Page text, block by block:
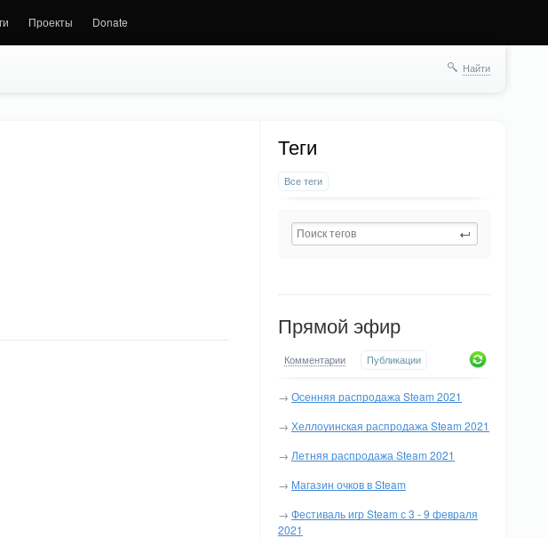
Проекты Donate
Найти
Теги
Все теги
Прямой эфир
Комментарии Публикации
→ Осенняя распродажа Steam 2021
→ Хеллоуинская распродажа Steam 2021
→ Летняя распродажа Steam 2021
→ Магазин очков в Steam
→ Фестиваль игр Steam с 3 - 9 февраля
2021